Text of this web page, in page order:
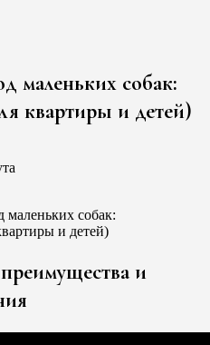
маленьких собак:
квартиры и детей)
и